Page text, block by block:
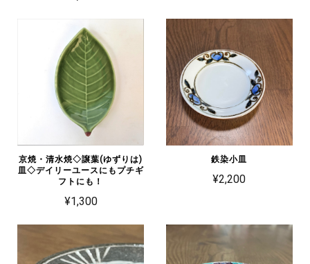
京焼・清水焼◇譲葉(ゆずりは)
皿◇デイリーユースにもプチギ
フトにも！
¥1,300
鉄染小皿
¥2,200